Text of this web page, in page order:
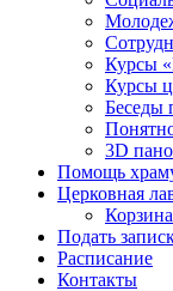
Курсы
Курсы
Беседы
3D
Помощь
Церковная
Корзина
Подать
Расписание
Контакты